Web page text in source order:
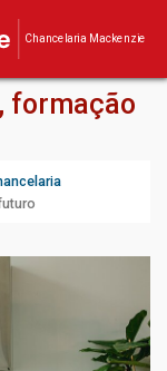
Chancelaria Mackenzie
formação